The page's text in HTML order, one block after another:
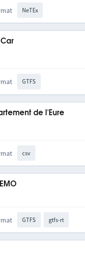
NeTEx
GTFS
de l'Eure
csv
GTFS gtfs-rt